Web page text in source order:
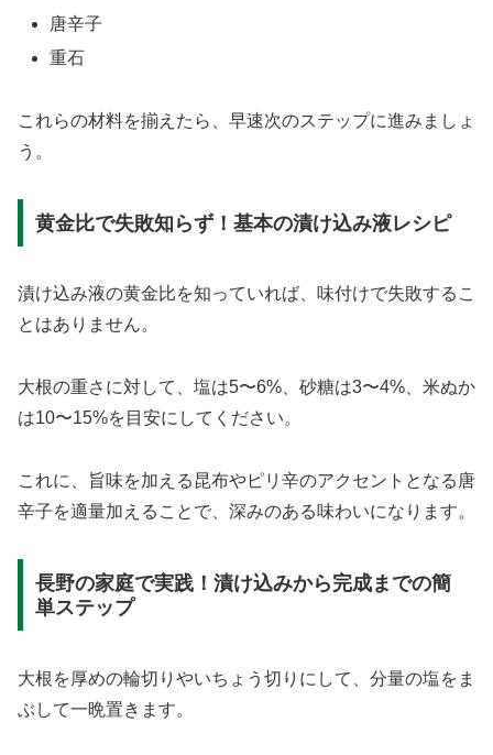
唐辛子
重石
これらの材料を揃えたら、早速次のステップに進みましょ
う。
黄金比で失敗知らず！基本の漬け込み液レシピ
漬け込み液の黄金比を知っていれば、味付けで失敗するこ
とはありません。
大根の重さに対して、塩は5〜6%、砂糖は3〜4%、米ぬか
は10〜15%を目安にしてください。
これに、旨味を加える昆布やピリ辛のアクセントとなる唐
辛子を適量加えることで、深みのある味わいになります。
長野の家庭で実践！漬け込みから完成までの簡
単ステップ
大根を厚めの輪切りやいちょう切りにして、分量の塩をま
ぶして一晩置きます。